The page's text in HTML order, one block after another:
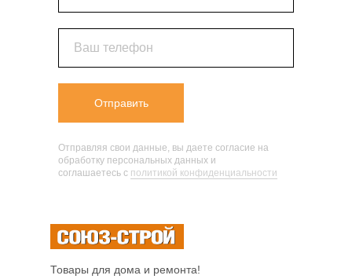
Ваш телефон
Отправить
Отправляя свои данные, вы даете согласие на
обработку персональных данных и
соглашаетесь c политикой конфиденциальности
Товары для дома и ремонта!